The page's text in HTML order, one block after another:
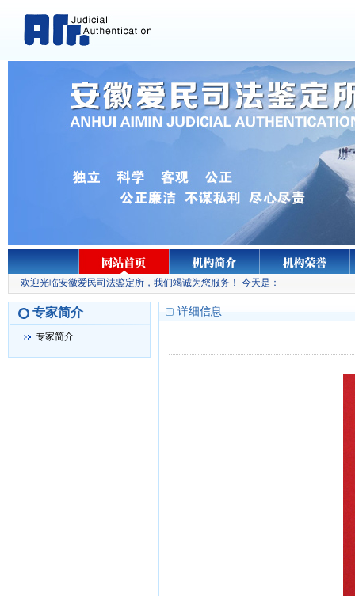
欢迎光临安徽爱民司法鉴定所，我们竭诚为您服务！ 今天是：
专家简介
专家简介
详细信息